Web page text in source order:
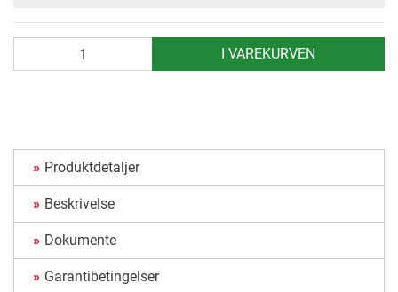
I VAREKURVEN
Produktdetaljer
Beskrivelse
Dokumente
Garantibetingelser